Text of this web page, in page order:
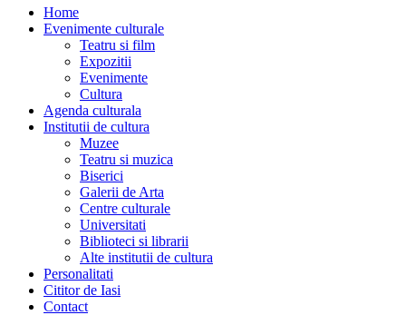
Home
Evenimente culturale
Teatru si film
Expozitii
Evenimente
Cultura
Agenda culturala
Institutii de cultura
Muzee
Teatru si muzica
Biserici
Galerii de Arta
Centre culturale
Universitati
Biblioteci si librarii
Alte institutii de cultura
Personalitati
Cititor de Iasi
Contact